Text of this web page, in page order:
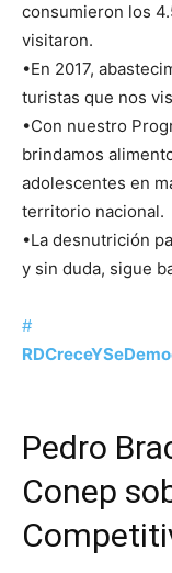
consumieron los
visitaron.
•En 2017,
turistas que nos
•Con nuestro
brindamos
adolescentes en
territorio nacional.
•La desnutrición
y sin duda, sigue
#
Pedro
Conep